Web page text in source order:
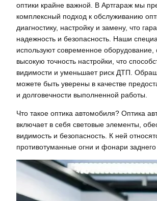
оптики крайне важной. В Артгараж мы
комплексный подход к обслуживанию
диагностику, настройку и замену, что
надежность и безопасность. Наши
используют современное оборудование,
высокую точность настройки, что
видимости и уменьшает риск ДТП.
можете быть уверены в качестве
и долговечности выполненной работы.
Что такое оптика автомобиля? Оптика
включает в себя световые элементы,
видимость и безопасность. К ней
противотуманные огни и фонари заднего